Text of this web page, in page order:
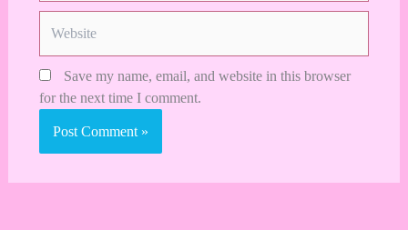
Save my name, email, and website in this browser
for the next time I comment.